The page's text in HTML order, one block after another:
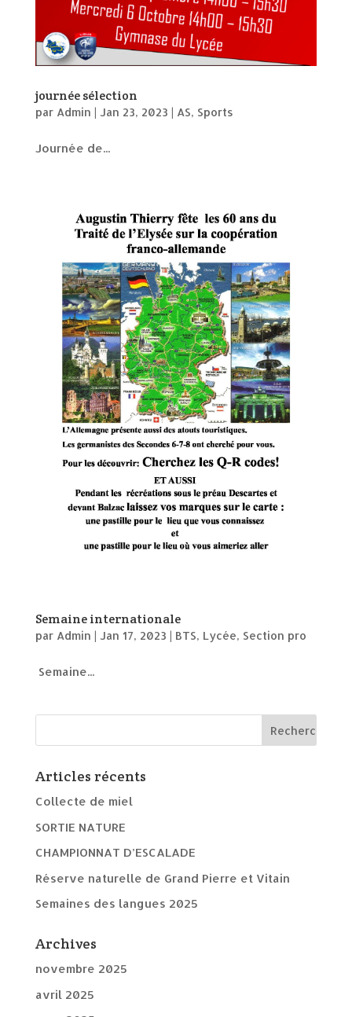
journée sélection
par Admin | Jan 23, 2023 | AS, Sports
Journée de...
Semaine internationale
par Admin | Jan 17, 2023 | BTS, Lycée, Section pro
Semaine...
Articles récents
Collecte de miel
SORTIE NATURE
CHAMPIONNAT D’ESCALADE
Réserve naturelle de Grand Pierre et Vitain
Semaines des langues 2025
Archives
novembre 2025
avril 2025